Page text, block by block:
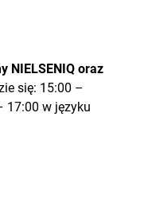
NIELSENIQ oraz
się: 15:00 –
17:00 w języku